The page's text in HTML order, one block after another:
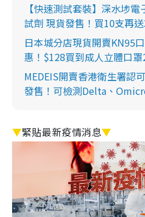
【快速測試套裝】深水埗
試劑 現貨發售！買10支再
日本城分店現貨開賣KN95
惠！$128買到成人立體口
MEDEIS開賣香港衛生署認
發售！可檢測Delta、
▼緊貼最新疫情消息▼